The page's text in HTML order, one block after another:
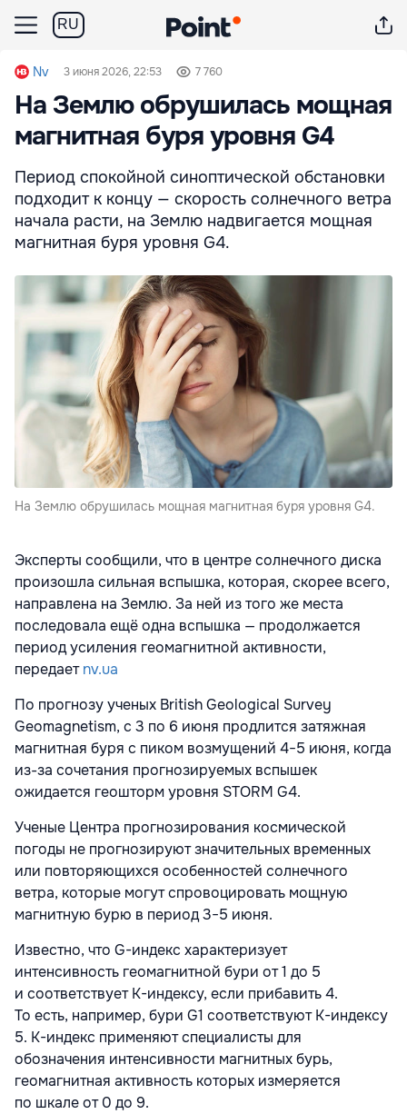
RU
Nv 3 июня 2026, 22:53 7 760
На Землю обрушилась мощная
магнитная буря уровня G4
Период спокойной синоптической обстановки
подходит к концу — скорость солнечного ветра
начала расти, на Землю надвигается мощная
магнитная буря уровня G4.
На Землю обрушилась мощная магнитная буря уровня G4.
Эксперты сообщили, что в центре солнечного диска
произошла сильная вспышка, которая, скорее всего,
направлена на Землю. За ней из того же места
последовала ещё одна вспышка — продолжается
период усиления геомагнитной активности,
передаетnv.ua
По прогнозу ученых British Geological Survey
Geomagnetism, с 3 по 6 июня продлится затяжная
магнитная буря с пиком возмущений 4−5 июня, когда
из-за сочетания прогнозируемых вспышек
ожидается геошторм уровня STORM G4.
Ученые Центра прогнозирования космической
погоды не прогнозируют значительных временных
или повторяющихся особенностей солнечного
ветра, которые могут спровоцировать мощную
магнитную бурю в период 3−5 июня.
Известно, что G-индекс характеризует
интенсивность геомагнитной бури от 1 до 5
и соответствует К-индексу, если прибавить 4.
То есть, например, бури G1 соответствуют К-индексу
5. К-индекс применяют специалисты для
обозначения интенсивности магнитных бурь,
геомагнитная активность которых измеряется
по шкале от 0 до 9.